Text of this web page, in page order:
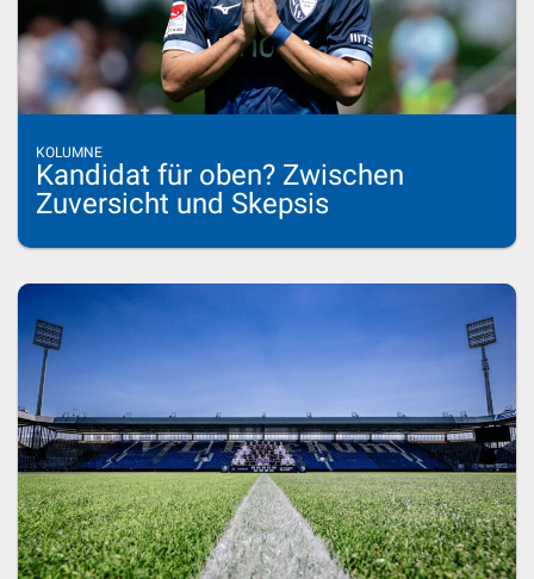
KOLUMNE
Kandidat für oben? Zwischen
Zuversicht und Skepsis